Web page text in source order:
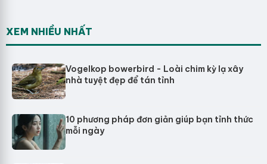
XEM NHIỀU NHẤT
Vogelkop bowerbird - Loài chim kỳ lạ xây
nhà tuyệt đẹp để tán tỉnh
10 phương pháp đơn giản giúp bạn tỉnh thức
mỗi ngày